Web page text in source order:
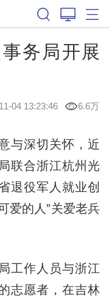
务局开展
04 13:23:46 6.6万
深切关怀，近
联合浙江杭州光
退役军人就业创
爱的人”关爱老兵
作人员与浙江
志愿者，在吉林